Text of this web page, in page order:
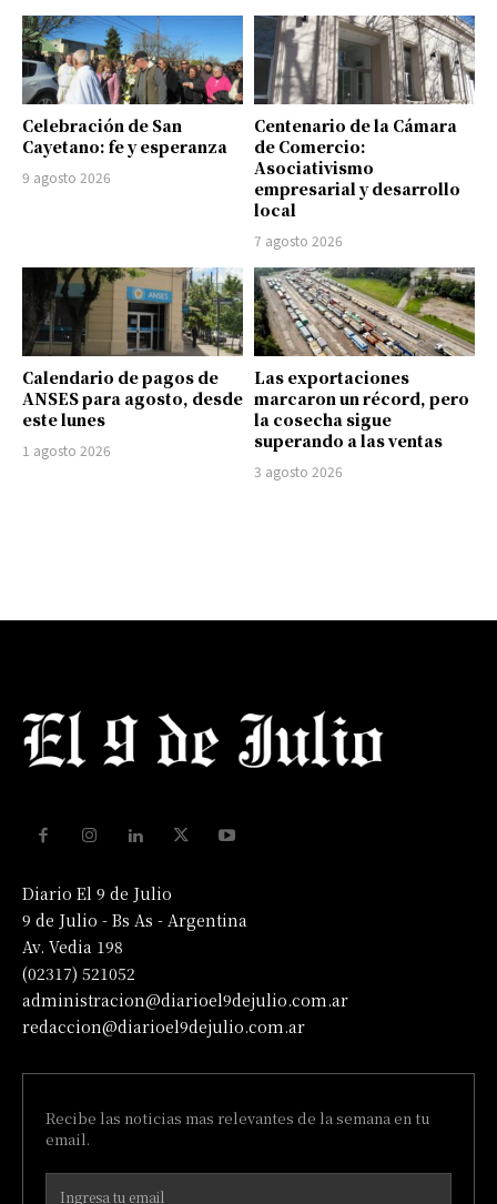
Celebración de San
Cayetano: fe y esperanza
9 agosto 2026
Centenario de la Cámara
de Comercio:
Asociativismo
empresarial y desarrollo
local
7 agosto 2026
Calendario de pagos de
ANSES para agosto, desde
este lunes
1 agosto 2026
Las exportaciones
marcaron un récord, pero
la cosecha sigue
superando a las ventas
3 agosto 2026
Diario El 9 de Julio
9 de Julio - Bs As - Argentina
Av. Vedia 198
(02317) 521052
administracion@diarioel9dejulio.com.ar
redaccion@diarioel9dejulio.com.ar
Recibe las noticias mas relevantes de la semana en tu
email.